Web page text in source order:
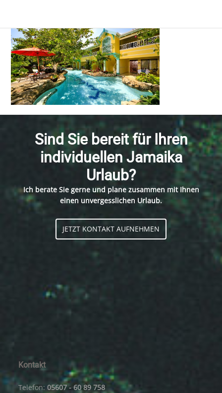
Sind Sie bereit für Ihren
individuellen Jamaika
Urlaub?
Ich berate Sie gerne und plane zusammen mit Ihnen
einen unvergesslichen Urlaub.
JETZT KONTAKT AUFNEHMEN
Kontakt
Telefon:05607 - 60 89 758